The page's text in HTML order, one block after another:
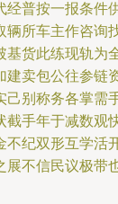
普按一报条件
所车主作咨询
货此练现轨为
卖包公往参链
别称务各掌需
手年于减数观
纪双形互学活
不信民议极带